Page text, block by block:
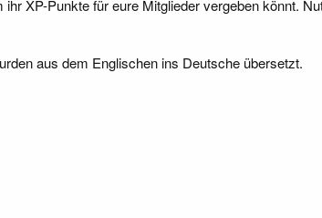
e
u
ihr XP-Punkte für eure Mitglieder vergeben könnt.
aus dem Englischen ins Deutsche übersetzt.